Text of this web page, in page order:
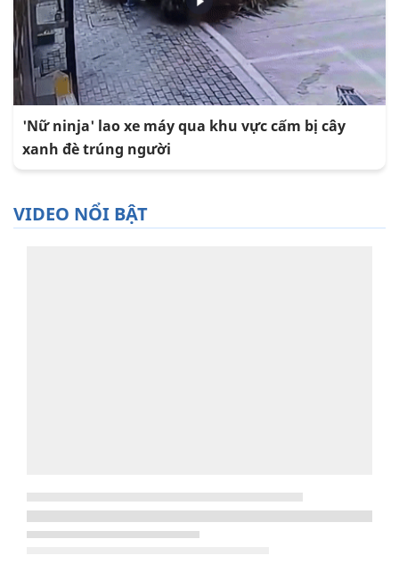
'Nữ ninja' lao xe máy qua khu vực cấm bị cây
xanh đè trúng người
VIDEO NỔI BẬT